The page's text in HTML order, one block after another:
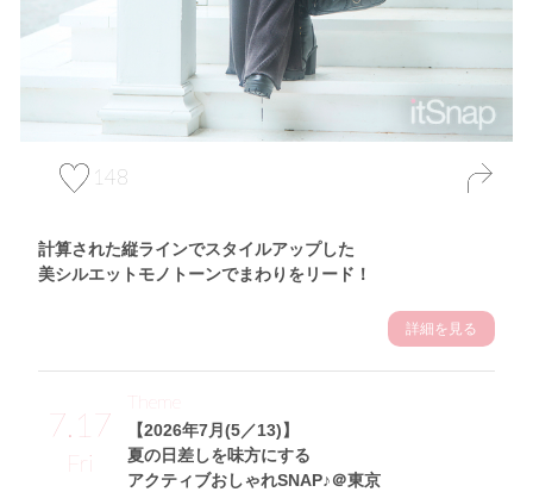
148
計算された縦ラインでスタイルアップした
美シルエットモノトーンでまわりをリード！
詳細を見る
7.17
Fri
【2026年7月(5／13)】
夏の日差しを味方にする
アクティブおしゃれSNAP♪＠東京
Theme